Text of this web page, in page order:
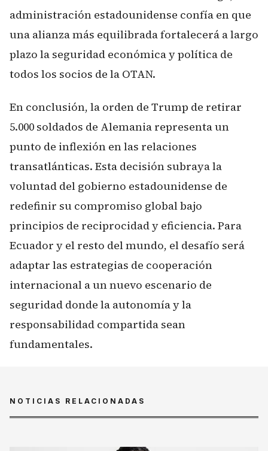
administración estadounidense confía en que
una alianza más equilibrada fortalecerá a largo
plazo la seguridad económica y política de
todos los socios de la OTAN.
En conclusión, la orden de Trump de retirar
5.000 soldados de Alemania representa un
punto de inflexión en las relaciones
transatlánticas. Esta decisión subraya la
voluntad del gobierno estadounidense de
redefinir su compromiso global bajo
principios de reciprocidad y eficiencia. Para
Ecuador y el resto del mundo, el desafío será
adaptar las estrategias de cooperación
internacional a un nuevo escenario de
seguridad donde la autonomía y la
responsabilidad compartida sean
fundamentales.
NOTICIAS RELACIONADAS